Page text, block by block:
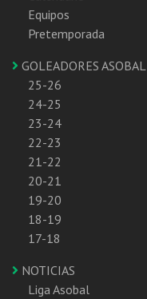
Equipos
Pretemporada
GOLEADORES ASOBAL
25-26
24-25
23-24
22-23
21-22
20-21
19-20
18-19
17-18
NOTICIAS
Liga Asobal